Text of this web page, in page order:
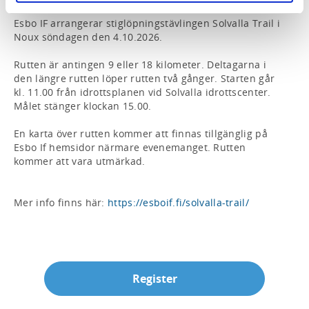
Esbo IF arrangerar stiglöpningstävlingen Solvalla Trail i
Noux söndagen den 4.10.2026.
Rutten är antingen 9 eller 18 kilometer. Deltagarna i
den längre rutten löper rutten två gånger. Starten går
kl. 11.00 från idrottsplanen vid Solvalla idrottscenter.
Målet stänger klockan 15.00.
En karta över rutten kommer att finnas tillgänglig på
Esbo If hemsidor närmare evenemanget. Rutten
kommer att vara utmärkad.
Mer info finns här: https://esboif.fi/solvalla-trail/
Register